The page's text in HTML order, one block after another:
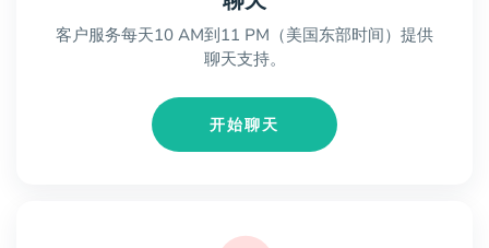
客户服务每天10 AM到11 PM（美国东部时间）提供
聊天支持。
开始聊天